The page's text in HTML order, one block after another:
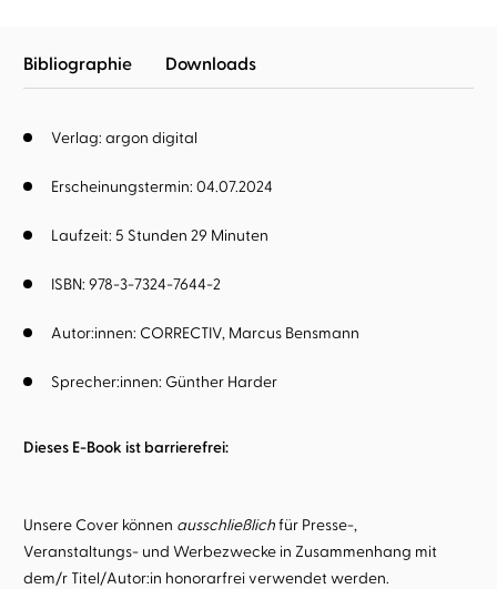
Bibliographie Downloads
Verlag: argon digital
Erscheinungstermin: 04.07.2024
Laufzeit: 5 Stunden 29 Minuten
ISBN: 978-3-7324-7644-2
Autor:innen: CORRECTIV Marcus Bensmann
Sprecher:innen: Günther Harder
Dieses E-Book ist barrierefrei:
Unsere Cover können ausschließlichfür Presse-,
Veranstaltungs- und Werbezwecke in Zusammenhang mit
dem/r Titel/Autor:in honorarfrei verwendet werden.